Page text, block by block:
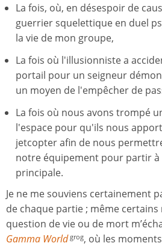
La fois, où, en désespoir de
guerrier squelettique en duel
la vie de mon groupe,
La fois où l'illusionniste a
portail pour un seigneur
un moyen de l'empêcher de
La fois où nous avons trompé
l'espace pour qu'ils nous
jetcopter afin de nous
notre équipement pour partir à
principale.
Je ne me souviens certainement
de chaque partie ; même
question de vie ou de mort
Gamma Worldgrog, où les